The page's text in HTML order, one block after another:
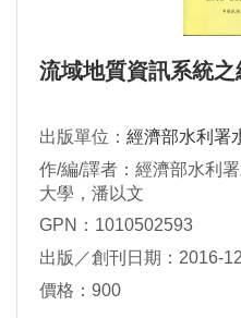
流域地質資訊系統
出版單位： 經濟部水利署
作/編/譯者：經濟部水利
大學，潘以文
GPN：1010502593
出版／創刊日期：2016-12
價格：900